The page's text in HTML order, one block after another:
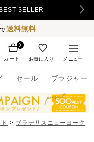
SELLER
送料無料
セール ブラジャー
カート
0
お気に入り メニュー
ブラデリスニューヨーク